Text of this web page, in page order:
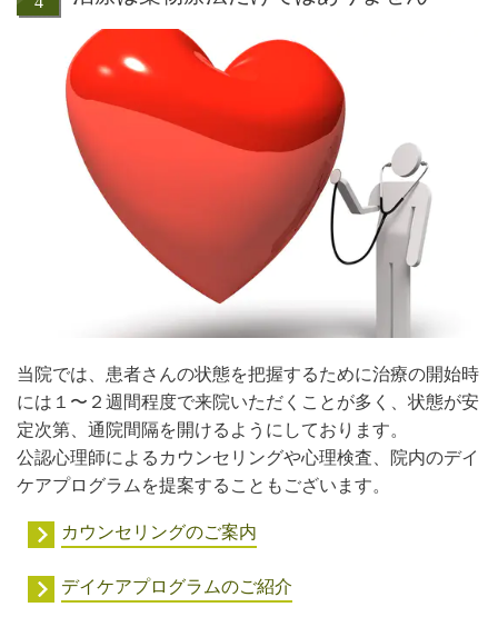
当院では、患者さんの状態を把握するために治療の開始時
には１〜２週間程度で来院いただくことが多く、状態が安
定次第、通院間隔を開けるようにしております。
公認心理師によるカウンセリングや心理検査、院内のデイ
ケアプログラムを提案することもございます。
カウンセリングのご案内
デイケアプログラムのご紹介